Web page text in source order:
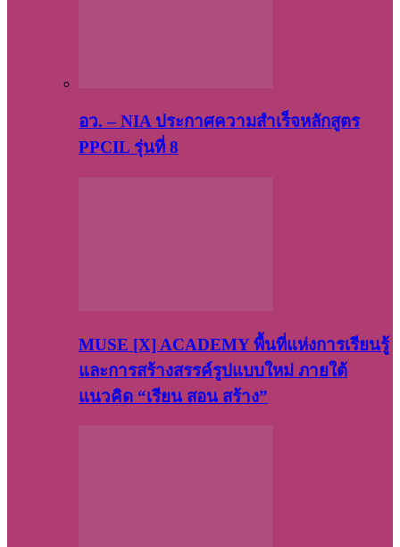
อว. – NIA ประกาศความสำเร็จหลักสูตร
PPCIL รุ่นที่ 8
MUSE [X] ACADEMY พื้นที่แห่งการเรียนรู้
และการสร้างสรรค์รูปแบบใหม่ ภายใต้
แนวคิด “เรียน สอน สร้าง”